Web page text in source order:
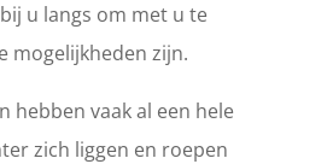
u langs om met u te
mogelijkheden zijn.
hebben vaak al een hele
zich liggen en roepen